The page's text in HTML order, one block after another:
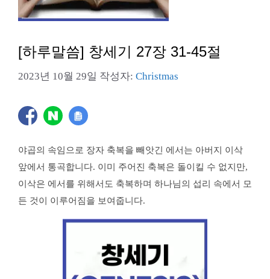
[하루말씀] 창세기 27장 31-45절
2023년 10월 29일 작성자: Christmas
야곱의 속임으로 장자 축복을 빼앗긴 에서는 아버지 이삭
앞에서 통곡합니다. 이미 주어진 축복은 돌이킬 수 없지만,
이삭은 에서를 위해서도 축복하며 하나님의 섭리 속에서 모
든 것이 이루어짐을 보여줍니다.